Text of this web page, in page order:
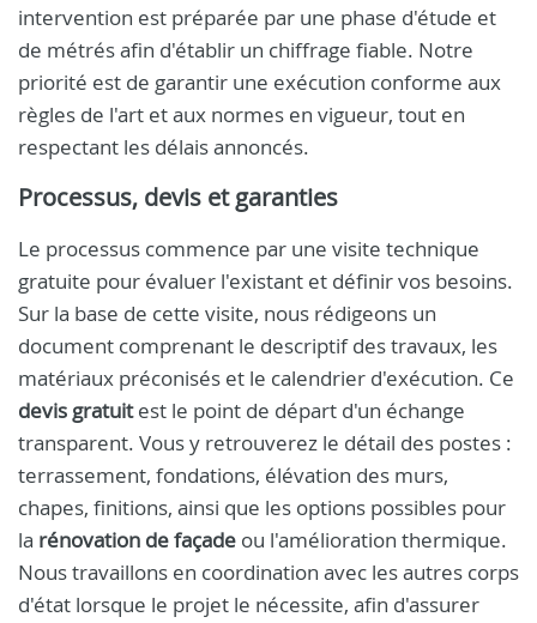
intervention est préparée par une phase d'étude et
de métrés afin d'établir un chiffrage fiable. Notre
priorité est de garantir une exécution conforme aux
règles de l'art et aux normes en vigueur, tout en
respectant les délais annoncés.
Processus, devis et garanties
Le processus commence par une visite technique
gratuite pour évaluer l'existant et définir vos besoins.
Sur la base de cette visite, nous rédigeons un
document comprenant le descriptif des travaux, les
matériaux préconisés et le calendrier d'exécution. Ce
devis gratuitest le point de départ d'un échange
transparent. Vous y retrouverez le détail des postes :
terrassement, fondations, élévation des murs,
chapes, finitions, ainsi que les options possibles pour
la rénovation de façade ou l'amélioration thermique.
Nous travaillons en coordination avec les autres corps
d'état lorsque le projet le nécessite, afin d'assurer